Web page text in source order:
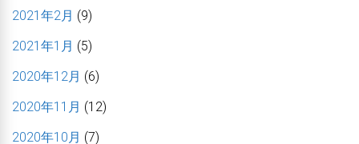
2021年2月 (9)
2021年1月 (5)
2020年12月 (6)
2020年11月 (12)
2020年10月 (7)